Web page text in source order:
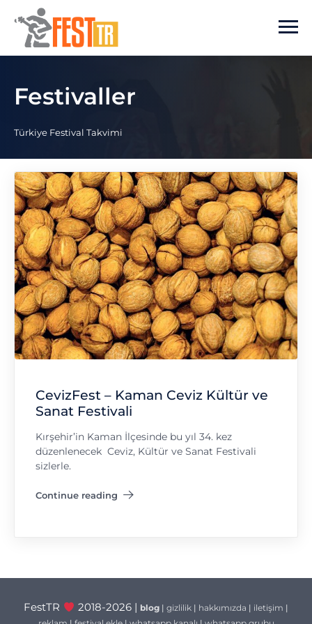
Ana içeriğe atla
Festivaller
Türkiye Festival Takvimi
CevizFest – Kaman Ceviz Kültür ve
Sanat Festivali
Kırşehir’in Kaman İlçesinde bu yıl 34. kez
düzenlenecek Ceviz, Kültür ve Sanat Festivali
sizlerle.
Continue reading
"CevizFest – Kaman Ceviz Kültür ve Sanat Festivali"
FestTR 2018-2026 | blog| gizlilik| hakkımızda | iletişim |